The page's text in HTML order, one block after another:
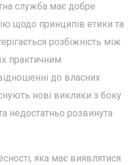
служба має добре
щодо принципів етики та
розбіжність між
практичним
до власних
нові виклики з боку
недостатньо розвинута
яка має виявлятися